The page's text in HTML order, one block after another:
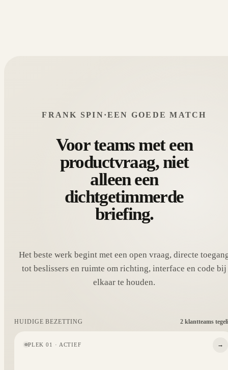
FRANK SPIN·EEN GOEDE MATCH
Voor teams met een
productvraag, niet
alleen een
dichtgetimmerde
briefing.
Het beste werk begint met een open vraag, directe
tot beslissers en ruimte om richting, interface en code bij
elkaar te houden.
HUIDIGE BEZETTING 2 klantteams
PLEK 01 · ACTIEF →